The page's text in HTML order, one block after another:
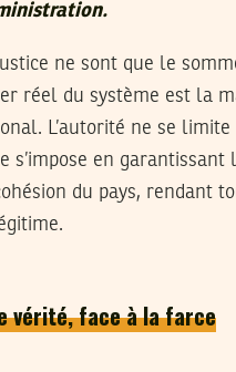
ne sont que le
réel du système est la
L’autorité ne se limite
s’impose en garantissant
du pays, rendant
vérité, face à la farce